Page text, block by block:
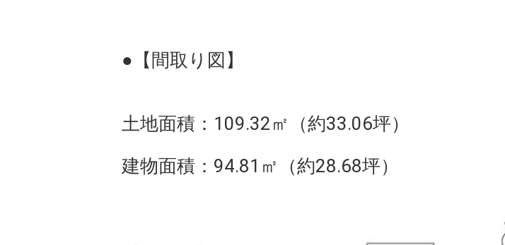
●【間取り図】
土地面積：109.32㎡（約33.06坪）
建物面積：94.81㎡（約28.68坪）